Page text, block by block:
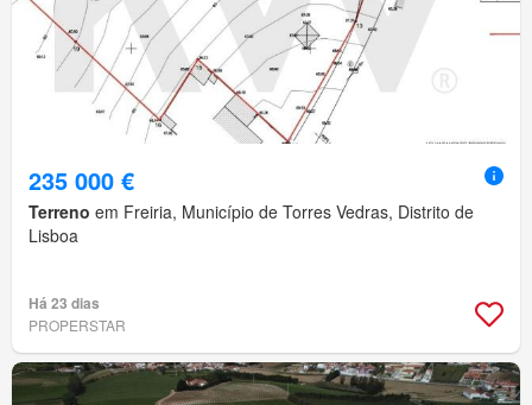
235 000 €
Terreno em Freiria, Município de Torres Vedras, Distrito de
Lisboa
Há 23 dias
PROPERSTAR